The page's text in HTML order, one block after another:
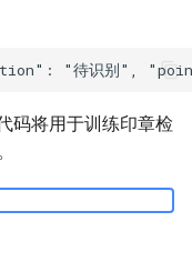
码将用于训练印章检